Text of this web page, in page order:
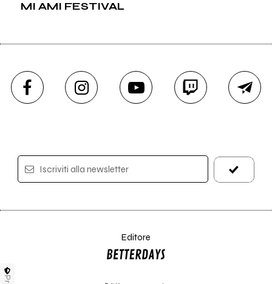
MI AMI FESTIVAL
Iscriviti alla newsletter
Editore